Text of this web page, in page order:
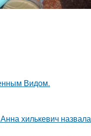
Видом.
хилькевич